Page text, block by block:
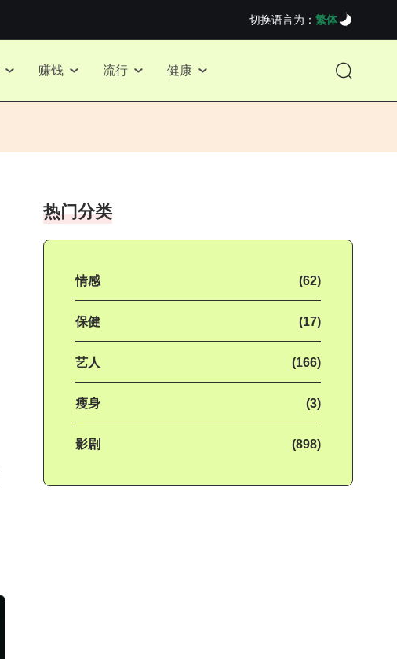
切换语言为： 繁体
赚钱 流行 健康
热门分类
情感 (62)
保健 (17)
艺人 (166)
瘦身 (3)
影剧 (898)